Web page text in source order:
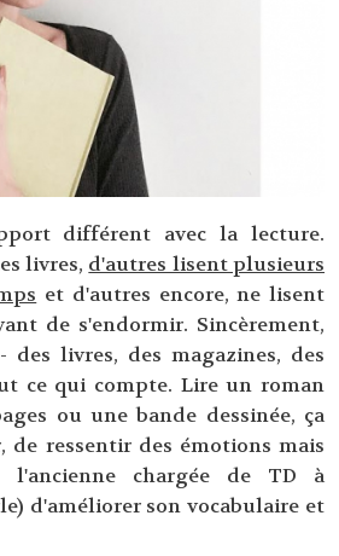
différent avec la lecture.
livres, d'autres lisent plusieurs
et d'autres encore, ne lisent
de s'endormir. Sincèrement,
livres, des magazines, des
ce qui compte. Lire un roman
ou une bande dessinée, ça
de ressentir des émotions mais
chargée de TD à
d'améliorer son vocabulaire et